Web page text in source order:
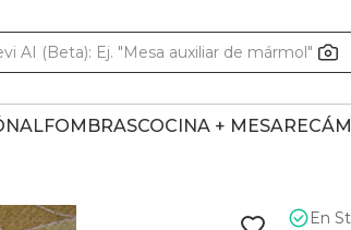
ALFOMBRASCOCINA + MESA
En